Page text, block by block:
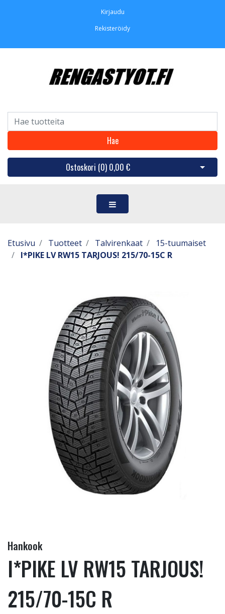
Kirjaudu
Rekisteröidy
Hae
Ostoskori (0) 0,00 € Avaa
Etusivu Tuotteet Talvirenkaat
15-tuumaiset
I*PIKE LV RW15 TARJOUS! 215/70-15C R
Hankook
I*PIKE LV RW15 TARJOUS!
215/70-15C R